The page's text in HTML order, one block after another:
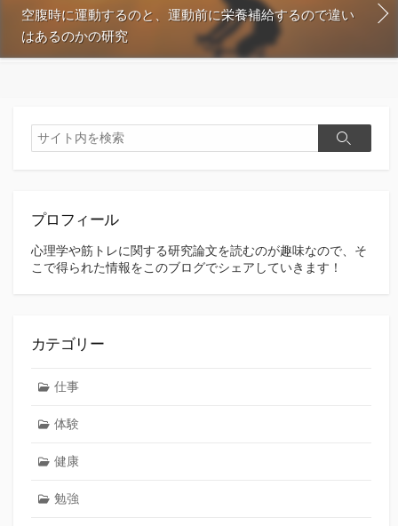
空腹時に運動するのと、運動前に栄養補給するので違い
はあるのかの研究
検
索
検
プロフィール
心理学や筋トレに関する研究論文を読むのが趣味なので、そ
こで得られた情報をこのブログでシェアしていきます！
カテゴリー
仕事
体験
健康
勉強